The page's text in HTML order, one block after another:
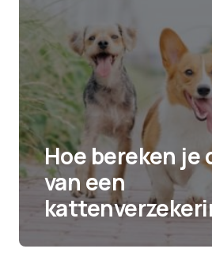
Hoe bereken je
van een